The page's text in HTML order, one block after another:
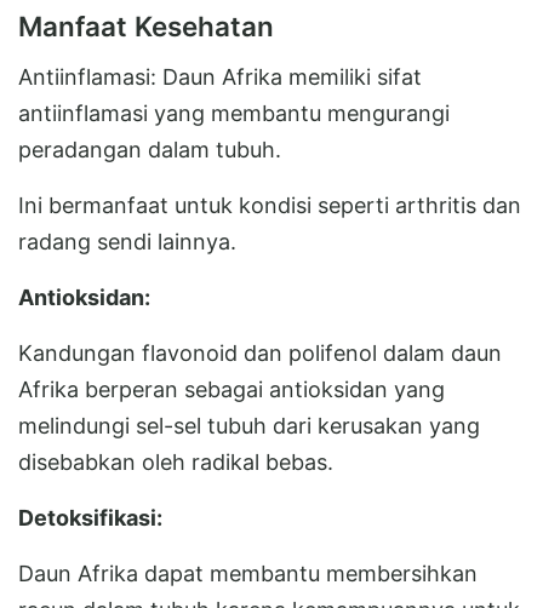
Manfaat Kesehatan
Antiinflamasi: Daun Afrika memiliki sifat
antiinflamasi yang membantu mengurangi
peradangan dalam tubuh.
Ini bermanfaat untuk kondisi seperti arthritis dan
radang sendi lainnya.
Antioksidan:
Kandungan flavonoid dan polifenol dalam daun
Afrika berperan sebagai antioksidan yang
melindungi sel-sel tubuh dari kerusakan yang
disebabkan oleh radikal bebas.
Detoksifikasi:
Daun Afrika dapat membantu membersihkan